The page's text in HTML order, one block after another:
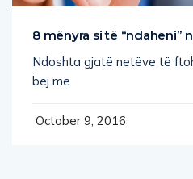
8 mënyra si të “ndaheni”
Ndoshta gjatë netëve të
bëj më
October 9, 2016